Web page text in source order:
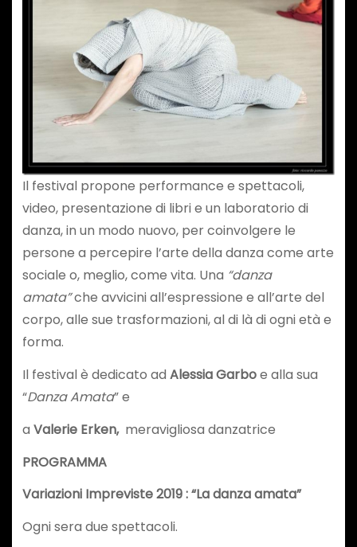
Il festival propone performance e spettacoli,
video, presentazione di libri e un laboratorio di
danza, in un modo nuovo, per coinvolgere le
persone a percepire l’arte della danza come arte
sociale o, meglio, come vita. Una “danza
amata”che avvicini all’espressione e all’arte del
corpo, alle sue trasformazioni, al di là di ogni età e
forma.
Il festival è dedicato ad Alessia Garboe alla sua
“Danza Amata” e
a Valerie Erken,meravigliosa danzatrice
PROGRAMMA
Variazioni Impreviste 2019 : “La danza amata”
Ogni sera due spettacoli.